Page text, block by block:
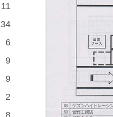
11
34
6
9
9
2
8